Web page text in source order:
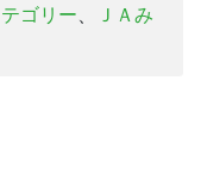
ゴリー
ＪＡみ